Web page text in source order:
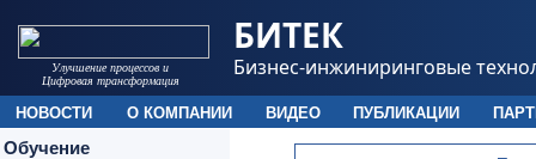
Обучение
Улучшение процессов и
Цифровая трансформация
БИТЕК
Бизнес-инжиниринговые
НОВОСТИ О КОМПАНИИ ВИДЕО ПУБЛИКАЦИИ